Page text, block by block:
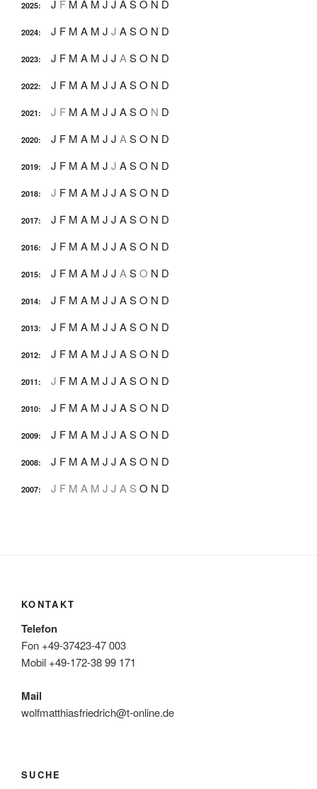
2025: J F M A M J J ASO N D
2024: J F M A M J J ASO N D
2023: J F M A M J J ASO N D
2022: J F M A M J J ASO N D
2021: J F M A M J J ASO N D
2020: J F M A M J J ASO N D
2019: J F M A M J J ASO N D
2018: J F M A M J J ASO N D
2017: J F M A M J J ASO N D
2016: J F M A M J J ASO N D
2015: J F M A M J J ASO N D
2014: J F M A M J J ASO N D
2013: J F M A M J J ASO N D
2012: J F M A M J J ASO N D
2011: J F M A M J J ASO N D
2010: J F M A M J J ASO N D
2009: J F M A M J J ASO N D
2008: J F M A M J J ASO N D
2007: J F M A M J J A S O N D
KONTAKT
Telefon
Fon +49-37423-47 003
Mobil +49-172-38 99 171
Mail
wolfmatthiasfriedrich@t-online.de
SUCHE